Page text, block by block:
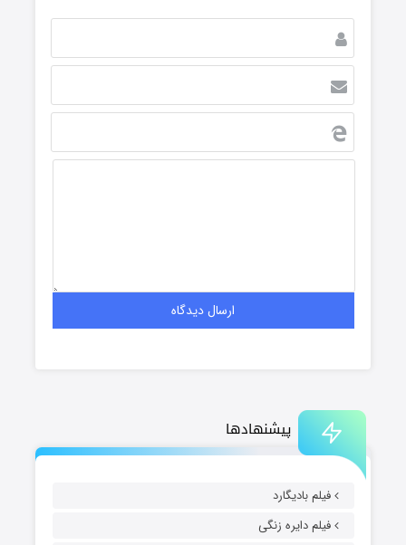
پیشنهادها
فیلم بادیگارد
فیلم دایره زنگی